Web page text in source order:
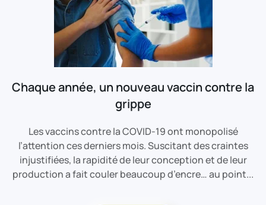
Chaque année, un nouveau vaccin contre la
grippe
Les vaccins contre la COVID-19 ont monopolisé
l’attention ces derniers mois. Suscitant des craintes
injustifiées, la rapidité de leur conception et de leur
production a fait couler beaucoup d’encre… au point...